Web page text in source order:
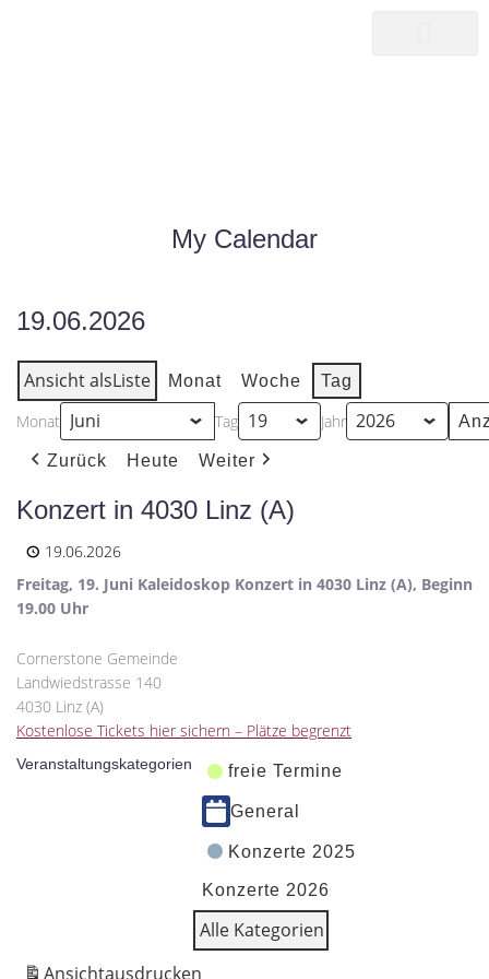
My Calendar
19.06.2026
Ansicht alsListe Monat Woche Tag
Monat Tag Jahr
Zurück Heute Weiter
Konzert in 4030 Linz (A)
19.06.2026
Freitag, 19. Juni Kaleidoskop Konzert in 4030 Linz (A), Beginn
19.00 Uhr
Cornerstone Gemeinde
Landwiedstrasse 140
4030 Linz (A)
Kostenlose Tickets hier sichern – Plätze begrenzt
Veranstaltungskategorien freie Termine
General
Konzerte 2025
Konzerte 2026
Alle Kategorien
Ansichtausdrucken